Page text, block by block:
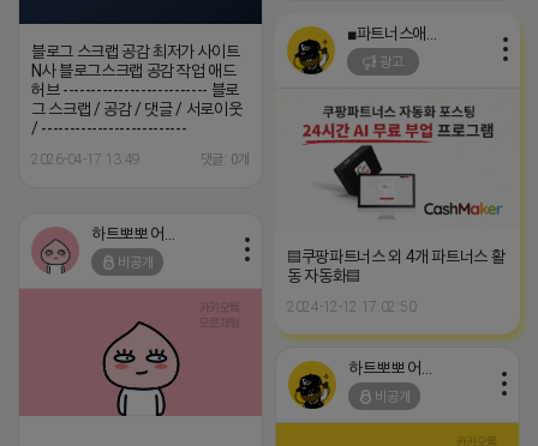
블로그 스크랩 공감 최저가 사이트
N사 블로그스크랩 공감 작업 애드
허브 -------------------------- 블로
그 스크랩 / 공감 / 댓글 / 서로이웃
/ --------------------------
2026-04-17 13:49 댓글: 0개
광고
▤쿠팡파트너스 외 4개 파트너스 활
동 자동화▤
2024-12-12 17:02:50
비공개
비공개